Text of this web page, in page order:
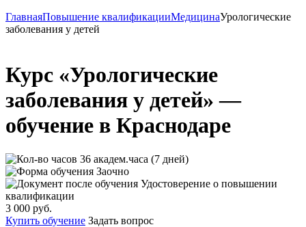
ГлавнаяПовышение квалификацииМедицинаУрологические
заболевания у детей
Курс «Урологические
заболевания у детей» —
обучение в Краснодаре
36 академ.часа (7 дней)
Заочно
Удостоверение о повышении
квалификации
3 000 руб.
Купить обучение Задать вопрос